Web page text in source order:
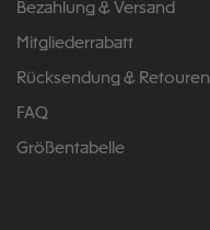
Bezahlung & Versand
Mitgliederrabatt
Rücksendung & Retouren
FAQ
Größentabelle